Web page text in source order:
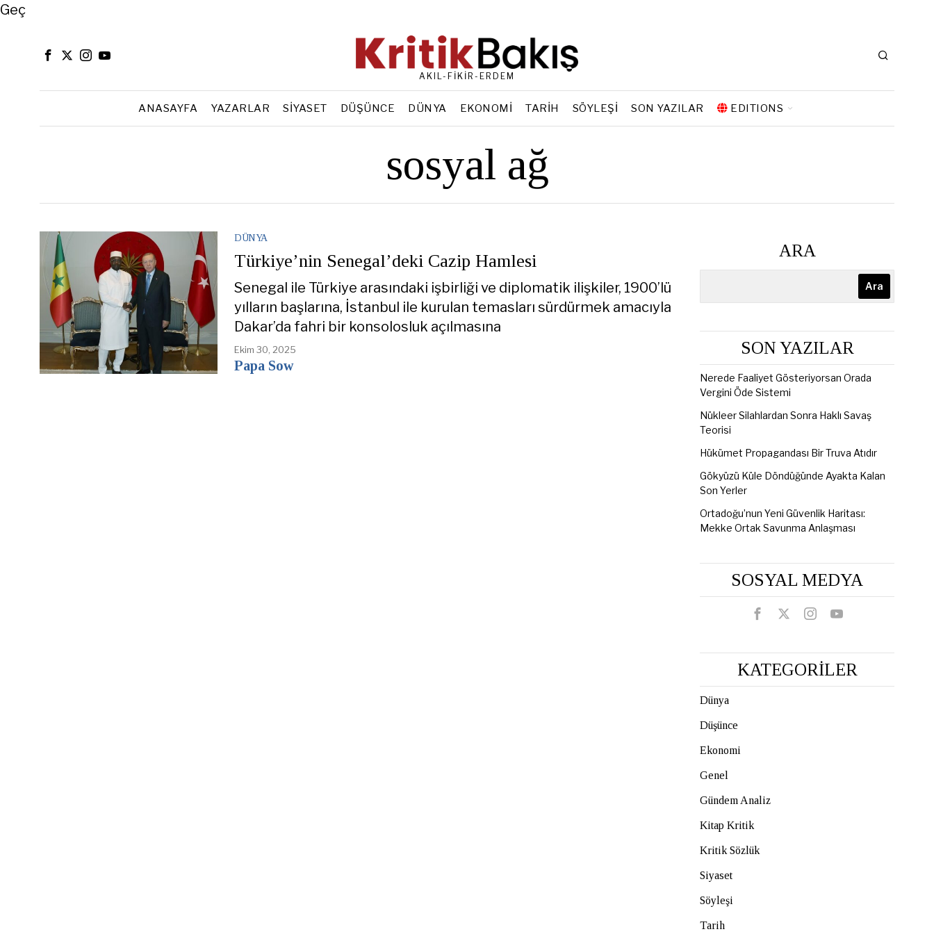
Close
Geç
AKIL-FİKİR-ERDEM
ANASAYFA YAZARLAR SIYASET DÜŞÜNCE DÜNYA EKONOMI TARIH SÖYLEŞI SON YAZILAR EDITIONS
sosyal ağ
DÜNYA
Türkiye’nin Senegal’deki Cazip Hamlesi
Senegal ile Türkiye arasındaki işbirliği ve diplomatik ilişkiler, 1900’lü
yılların başlarına, İstanbul ile kurulan temasları sürdürmek amacıyla
Dakar’da fahri bir konsolosluk açılmasına
Ekim 30, 2025
Papa Sow
ARA
Ara
SON YAZILAR
Nerede Faaliyet Gösteriyorsan Orada
Vergini Öde Sistemi
Nükleer Silahlardan Sonra Haklı Savaş
Teorisi
Hükümet Propagandası Bir Truva Atıdır
Gökyüzü Küle Döndüğünde Ayakta Kalan
Son Yerler
Ortadoğu’nun Yeni Güvenlik Haritası:
Mekke Ortak Savunma Anlaşması
SOSYAL MEDYA
KATEGORİLER
Dünya
Düşünce
Ekonomi
Genel
Gündem Analiz
Kitap Kritik
Kritik Sözlük
Siyaset
Söyleşi
Tarih